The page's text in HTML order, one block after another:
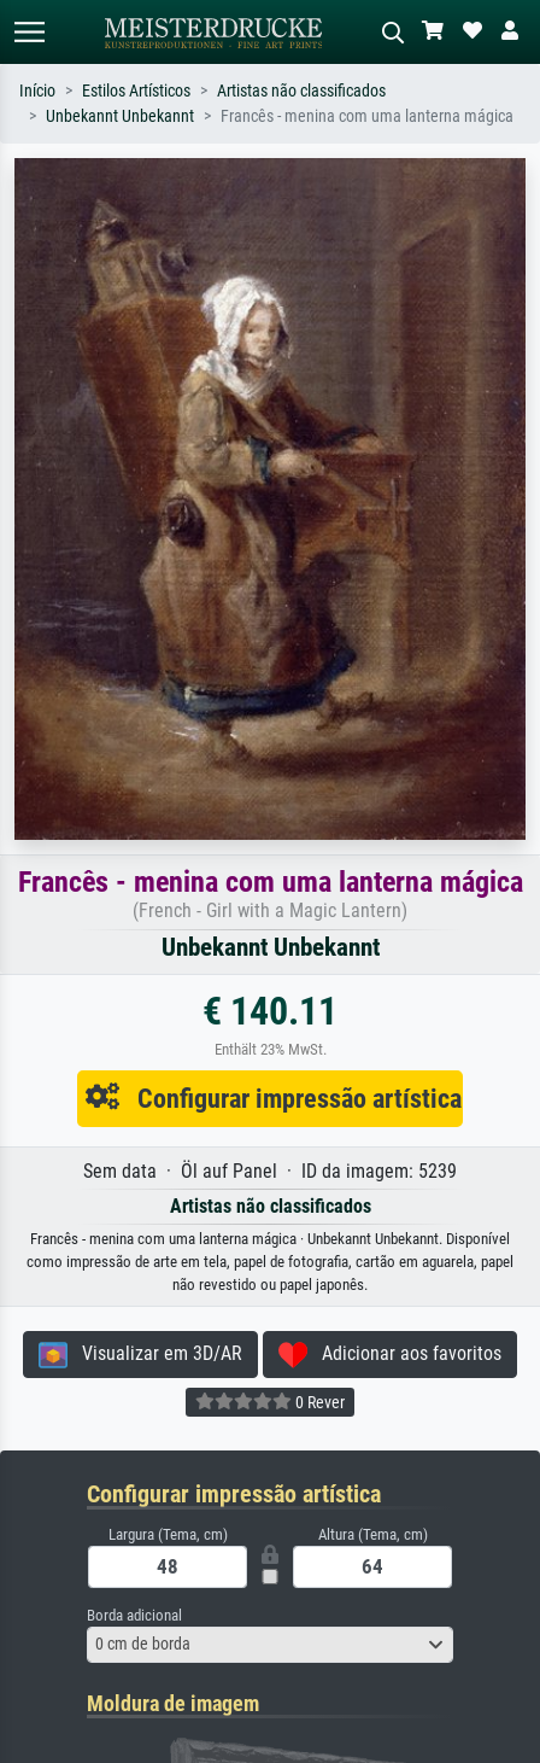
Pesquise por artista, título ou estilo –
ex: Monet, Noite Estrelada,
impressionismo, onda de Hokusai, nu.
abstrato com muito vermelho, pintura
a óleo escura, nu em pé ao lado de
uma árvore.
Início Estilos Artísticos
Artistas não classificados
Unbekannt Unbekannt
Francês - menina com uma lanterna mágica
Francês - menina com uma lanterna mágica
(French - Girl with a Magic Lantern)
Unbekannt Unbekannt
€ 140.11
Enthält 23% MwSt.
Configurar impressão artística
Sem data · Öl auf Panel · ID da imagem: 5239
Artistas não classificados
Francês - menina com uma lanterna mágica · Unbekannt Unbekannt. Disponível
como impressão de arte em tela, papel de fotografia, cartão em aguarela, papel
não revestido ou papel japonês.
Visualizar em 3D/AR Adicionar aos favoritos
0 Rever
Configurar impressão artística
Largura (Tema, cm) Altura (Tema, cm)
Borda adicional
0 cm de borda
Moldura de imagem